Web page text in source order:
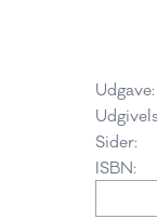
Udgave:
Sider:
ISBN: